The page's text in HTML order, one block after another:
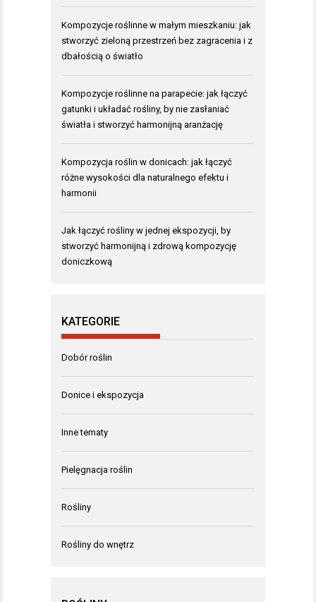
Kompozycje roślinne w małym mieszkaniu: jak
stworzyć zieloną przestrzeń bez zagracenia i z
dbałością o światło
Kompozycje roślinne na parapecie: jak łączyć
gatunki i układać rośliny, by nie zasłaniać
światła i stworzyć harmonijną aranżację
Kompozycja roślin w donicach: jak łączyć
różne wysokości dla naturalnego efektu i
harmonii
Jak łączyć rośliny w jednej ekspozycji, by
stworzyć harmonijną i zdrową kompozycję
doniczkową
KATEGORIE
Dobór roślin
Donice i ekspozycja
Inne tematy
Pielęgnacja roślin
Rośliny
Rośliny do wnętrz